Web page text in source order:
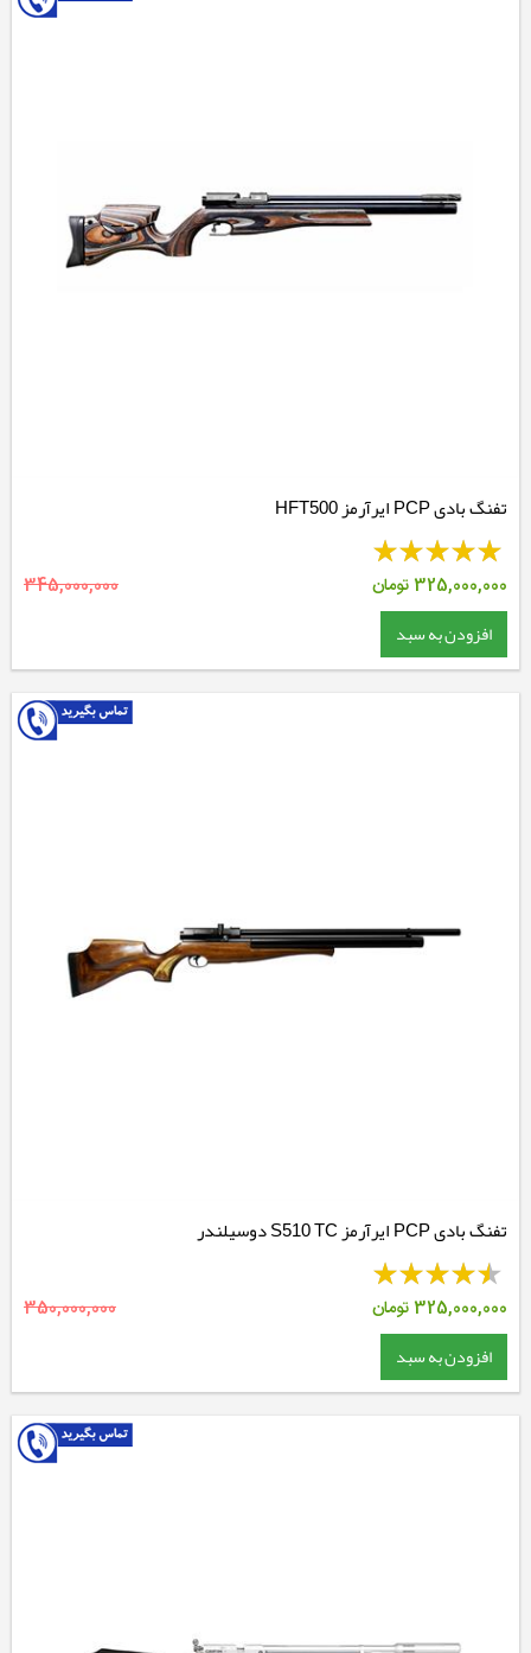
تفنگ بادی PCP ایرآرمز HFT500
325,000,000تومان 345,000,000
افزودن به سبد
تفنگ بادی PCP ایرآرمز S510 TC دوسیلندر
325,000,000تومان 350,000,000
افزودن به سبد